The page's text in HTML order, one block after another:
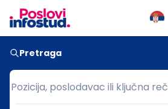
Pretraga
Pozicija, poslodavac ili ključna reč
Pozicija, poslodavac ili ključna reč